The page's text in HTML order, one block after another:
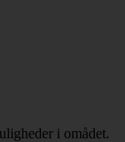
i omådet.